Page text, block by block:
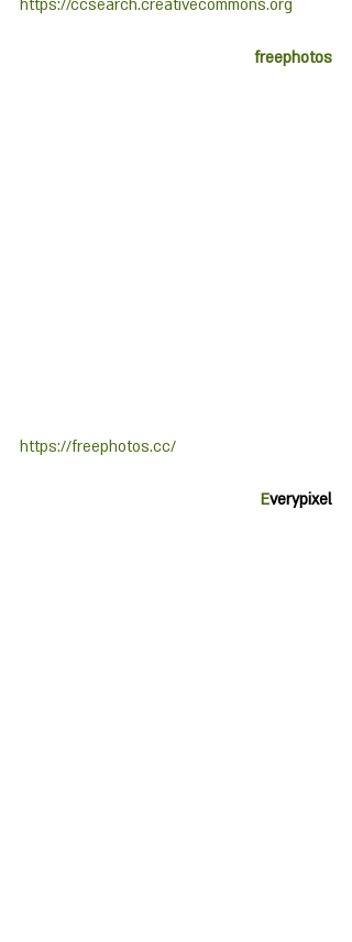
https://ccsearch.creativecommons.org
freephotos
https://freephotos.cc/
Everypixel